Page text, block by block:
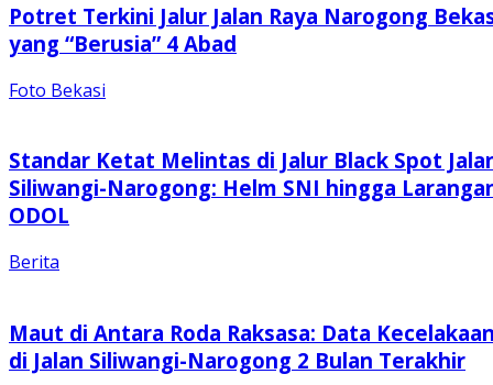
Potret Terkini Jalur Jalan Raya Narogong
yang “Berusia” 4 Abad
Foto Bekasi
Standar Ketat Melintas di Jalur Black Spot
Siliwangi-Narogong: Helm SNI hingga
ODOL
Berita
Maut di Antara Roda Raksasa: Data
di Jalan Siliwangi-Narogong 2 Bulan Terakhir